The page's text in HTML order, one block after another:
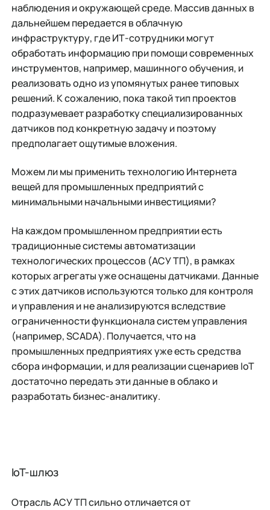
наблюдения и окружающей среде. Массив данных в
дальнейшем передается в облачную
инфраструктуру, где ИТ-сотрудники могут
обработать информацию при помощи современных
инструментов, например, машинного обучения, и
реализовать одно из упомянутых ранее типовых
решений. К сожалению, пока такой тип проектов
подразумевает разработку специализированных
датчиков под конкретную задачу и поэтому
предполагает ощутимые вложения.
Можем ли мы применить технологию Интернета
вещей для промышленных предприятий с
минимальными начальными инвестициями?
На каждом промышленном предприятии есть
традиционные системы автоматизации
технологических процессов (АСУ ТП), в рамках
которых агрегаты уже оснащены датчиками. Данные
с этих датчиков используются только для контроля
и управления и не анализируются вследствие
ограниченности функционала систем управления
(например, SCADA). Получается, что на
промышленных предприятиях уже есть средства
сбора информации, и для реализации сценариев IoT
достаточно передать эти данные в облако и
разработать бизнес-аналитику.
IoT-шлюз
Отрасль АСУ ТП сильно отличается от